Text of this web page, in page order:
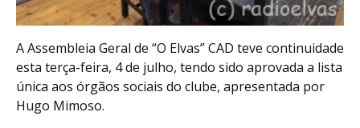
A Assembleia Geral de “O Elvas” CAD teve continuidade
esta terça-feira, 4 de julho, tendo sido aprovada a lista
única aos órgãos sociais do clube, apresentada por
Hugo Mimoso.